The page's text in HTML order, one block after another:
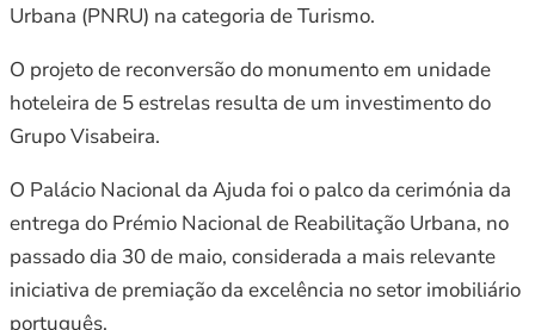
Urbana (PNRU) na categoria de Turismo.
O projeto de reconversão do monumento em unidade
hoteleira de 5 estrelas resulta de um investimento do
Grupo Visabeira.
O Palácio Nacional da Ajuda foi o palco da cerimónia da
entrega do Prémio Nacional de Reabilitação Urbana, no
passado dia 30 de maio, considerada a mais relevante
iniciativa de premiação da excelência no setor imobiliário
português.